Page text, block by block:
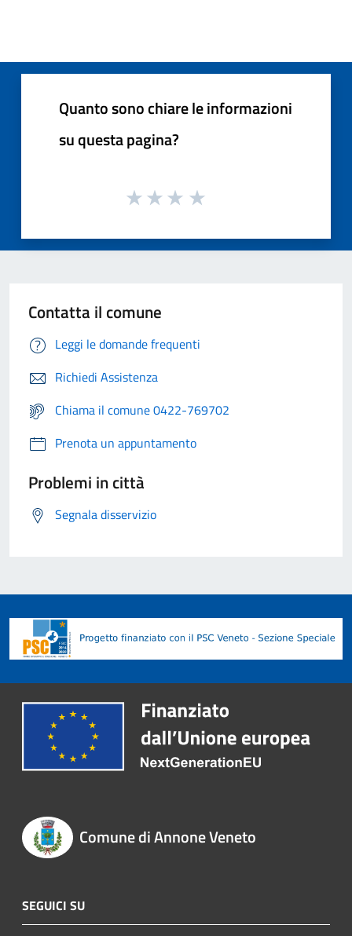
Quanto sono chiare le informazioni
su questa pagina?
Contatta il comune
Leggi le domande frequenti
Richiedi Assistenza
Chiama il comune 0422-769702
Prenota un appuntamento
Problemi in città
Segnala disservizio
Comune di Annone Veneto
SEGUICI SU